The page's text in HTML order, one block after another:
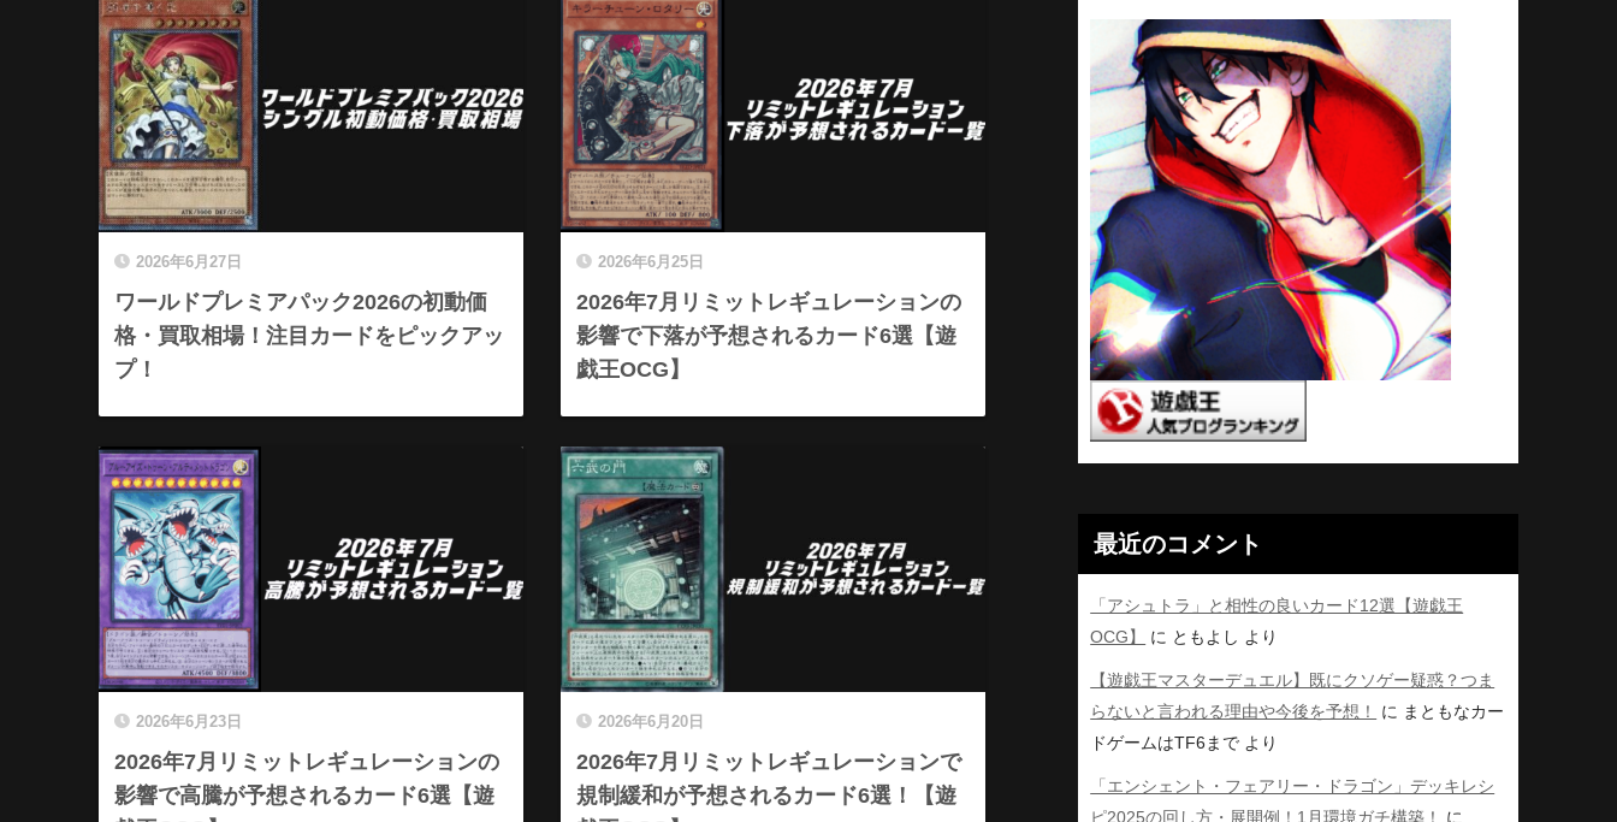
2026年6月27日
ワールドプレミアパック2026の初動価
格・買取相場！注目カードをピックアッ
プ！
2026年6月25日
2026年7月リミットレギュレーションの
影響で下落が予想されるカード6選【遊
戯王OCG】
2026年6月23日
2026年7月リミットレギュレーションの
影響で高騰が予想されるカード6選【遊
2026年6月20日
2026年7月リミットレギュレーションで
規制緩和が予想されるカード6選！【遊
最近のコメント
「アシュトラ」と相性の良いカード12選【遊戯王
OCG】
に ともよし より
【遊戯王マスターデュエル】既にクソゲー疑惑？つま
らないと言われる理由や今後を予想！
に まともなカー
ドゲームはTF6まで より
「エンシェント・フェアリー・ドラゴン」デッキレシ
ピ2025の回し方・展開例！1月環境ガチ構築！
に